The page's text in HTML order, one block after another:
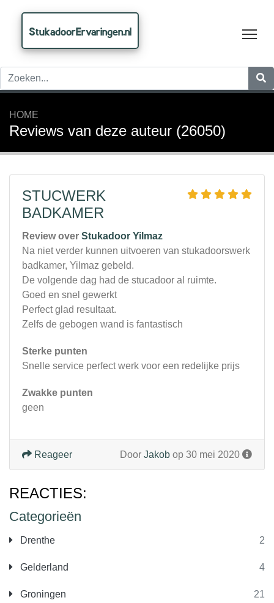
StukadoorErvaringen.nl
HOME
Reviews van deze auteur (26050)
Categorieën
Drenthe 2
Gelderland 4
Groningen 21
STUCWERK
BADKAMER
Review over Stukadoor Yilmaz
Na niet verder kunnen uitvoeren van stukadoorswerk
badkamer, Yilmaz gebeld.
De volgende dag had de stucadoor al ruimte.
Goed en snel gewerkt
Perfect glad resultaat.
Zelfs de gebogen wand is fantastisch
Sterke punten
Snelle service perfect werk voor een redelijke prijs
Zwakke punten
geen
Door Jakob op 30 mei 2020
Reageer
REACTIES: